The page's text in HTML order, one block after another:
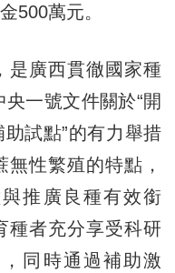
500萬元。
廣西貫徹國家種
一號文件關於“開
試點”的有力舉措
性繁殖的特點，
推廣良種有效銜
種者充分享受科研
同時通過補助激